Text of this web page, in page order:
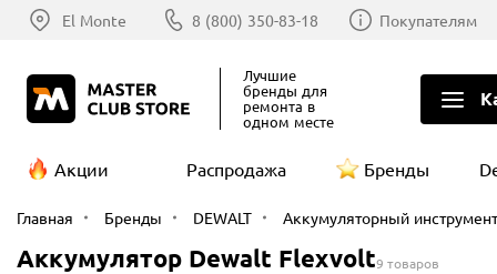
El Monte 8 (800) 350-83-18 Покупателям
Лучшие
бренды для
ремонта в
одном месте
Акции Распродажа Бренды
Главная Бренды DEWALT Аккумуляторный инструмент
Аккумулятор Dewalt Flexvolt9 товаров